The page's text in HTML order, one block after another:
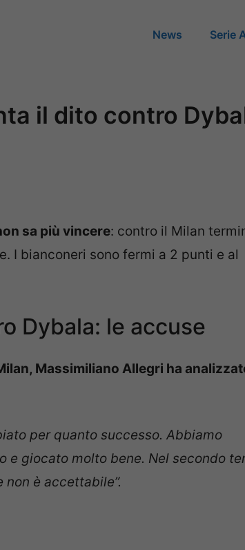
News Serie
il dito contro
sa più vincere: contro il Milan
I bianconeri sono fermi a 2 punti e al
Dybala: le accuse
Massimiliano Allegri ha
per quanto successo. Abbiamo
e giocato molto bene. Nel secondo
è accettabile”.